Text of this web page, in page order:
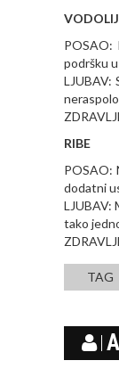
POSAO:
podršku
LJUBAV:
RIBE
POSAO:
dodatni
LJUBAV:
tako
TAG